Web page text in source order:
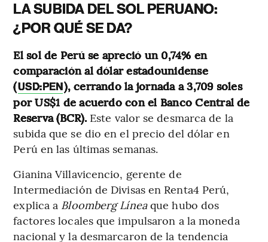
LA SUBIDA DEL SOL PERUANO:
¿POR QUÉ SE DA?
El sol de Perú se apreció un 0,74% en
comparación al dólar estadounidense
(USD:PEN), cerrando la jornada a 3,709 soles
por US$1 de acuerdo con el Banco Central de
Reserva (BCR). Este valor se desmarca de la
subida que se dio en el precio del dólar en
Perú en las últimas semanas.
Gianina Villavicencio, gerente de
Intermediación de Divisas en Renta4 Perú,
explica a Bloomberg Líneaque hubo dos
factores locales que impulsaron a la moneda
nacional y la desmarcaron de la tendencia